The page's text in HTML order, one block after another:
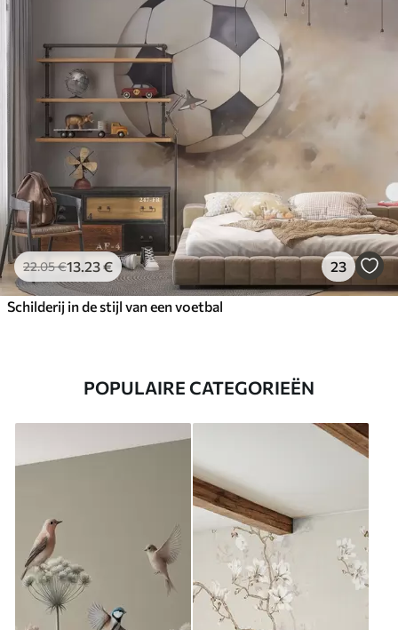
22.05€13 .23€ 23
Schilderij in de stijl van een voetbal
POPULAIRE CATEGORIEËN